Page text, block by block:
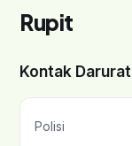
Rupit
Kontak Darurat
Polisi